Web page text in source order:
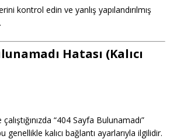
kontrol edin ve yanlış yapılandırılmış
Hatası (Kalıcı
“404 Sayfa Bulunamadı”
genellikle kalıcı bağlantı ayarlarıyla ilgilidir.